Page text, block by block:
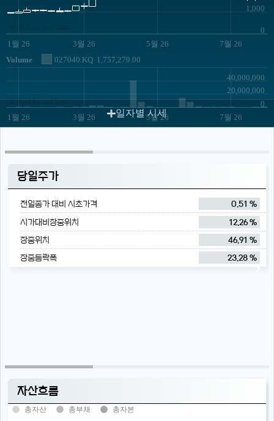
1월 26 3월 26 5월 26 7월 26
0
1,000
Volume 027040.KQ 1,757,279.00
1월 26 3월 26 5월 26 7월 26
0
20,000,000
40,000,000
JS chart by amCharts
일자별 시세
당일주가
전일종가 대비 시초가격
0.51 %
시가대비장중위치
12.26 %
장중위치
46.91 %
장중등락폭
23.28 %
자산흐름
총자산 총부채 총자본